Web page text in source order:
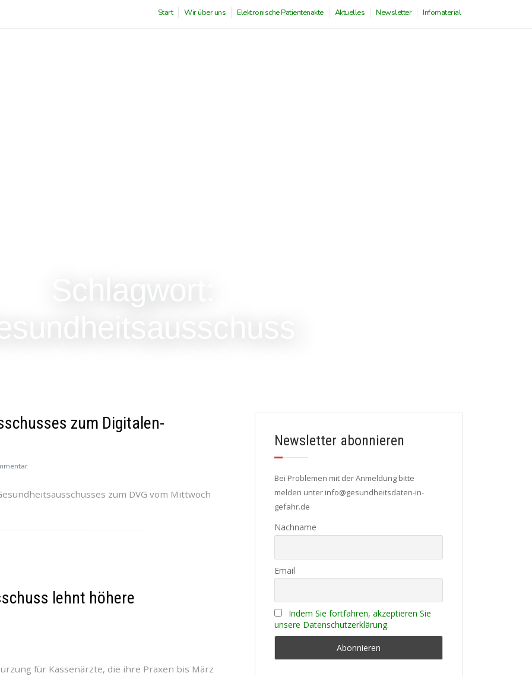
Start Wir über uns Elektronische Patientenakte Aktuelles Newsletter Infomaterial
Schlagwort:
zum Digitalen-
zu
des
zum DVG vom Mittwoch
lehnt höhere
für Kassenärzte, die ihre Praxen bis März
Newsletter abonnieren
Bei Problemen mit der Anmeldung bitte
melden unter info@gesundheitsdaten-in-
gefahr.de
Nachname
Email
Indem Sie fortfahren, akzeptieren Sie
unsere Datenschutzerklärung.